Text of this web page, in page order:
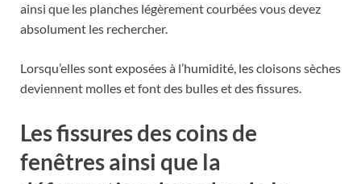
ainsi que les planches légèrement courbées vous devez
absolument les rechercher.
Lorsqu’elles sont exposées à l’humidité, les cloisons sèches
deviennent molles et font des bulles et des fissures.
Les fissures des coins de
fenêtres ainsi que la